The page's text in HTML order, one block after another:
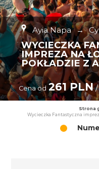
Ayia Napa →
WYCIECZKA
IMPREZA NA
POKŁADZIE Z
Cena od 261 PLN/
Strona
Wycieczka Fantastyczna